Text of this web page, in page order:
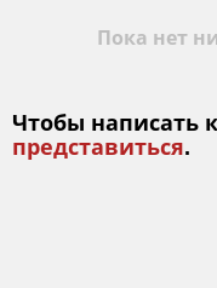
Пока нет
Чтобы написать
представиться.